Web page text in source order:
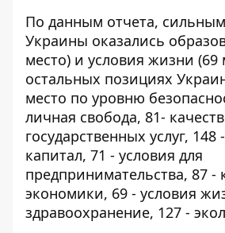
По данным отчета,
Украины оказались
место) и условия жизни (69
остальных позициях
место по уровню
личная свобода, 81-
государственных услуг,
капитал, 71 - условия для
предпринимательства, 87 -
экономики, 69 - условия
здравоохранение, 127 -